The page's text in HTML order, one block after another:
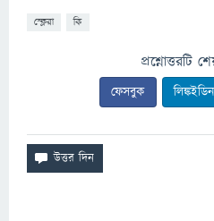
স্ক্লেরা কি
প্রশ্নোত্তরটি
ফেসবুক লিঙ্কইডিন